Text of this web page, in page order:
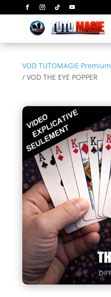
VOD TUTOMAGIE Premium
/ VOD THE EYE POPPER